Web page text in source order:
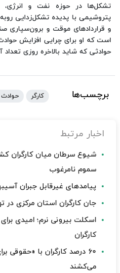
تشکل‌ها در حوزه نفت و
پتروشیمی با پدیده تشکل‌زدایی
و قراردادهای موقت و برون‌سپاری
است که او برای چرایی افزایش
حوادثی که شاید بالاخره روزی
برچسب‌ها کارگر
اخبار مرتبط
شیوع سرطان میان کارگران
سموم نامرغوب
پیامدهای غیرقابل جبران
جان کارگران استان مرکزی
اسکلت بیرونی نرم؛ امیدی
کارگران
۶۰ درصد کارگران با «حقوقی
می‌کشند